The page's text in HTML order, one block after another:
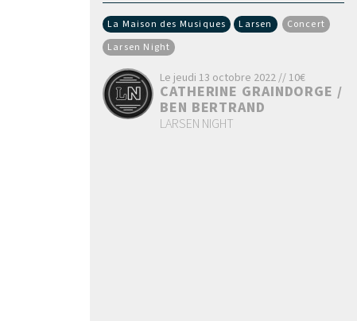
La Maison des Musiques Larsen
Concert
Larsen Night
Le jeudi 13 octobre 2022 // 10€
CATHERINE GRAINDORGE /
BEN BERTRAND
LARSEN NIGHT